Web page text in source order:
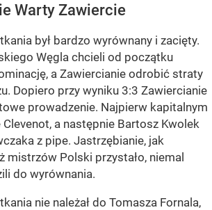
Warty Zawiercie
był bardzo wyrównany i zacięty.
Węgla chcieli od początku
a Zawiercianie odrobić straty
Dopiero przy wyniku 3:3 Zawiercianie
prowadzenie. Najpierw kapitalnym
a następnie Bartosz Kwolek
z pipe. Jastrzębianie, jak
mistrzów Polski przystało, niemal
do wyrównania.
nie należał do Tomasza Fornala,